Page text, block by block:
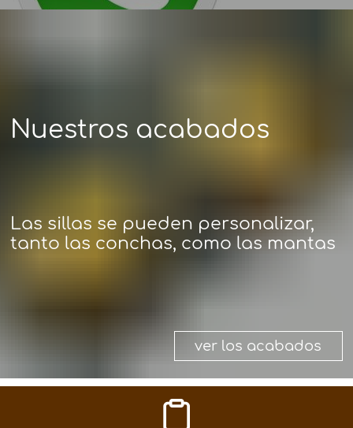
Nuestros acabados
Las sillas se pueden personalizar,
tanto las conchas, como las mantas
ver los acabados